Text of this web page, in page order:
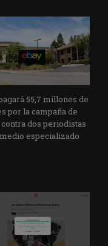
55,7 millones de
por la campaña de
contra dos periodistas
especializado